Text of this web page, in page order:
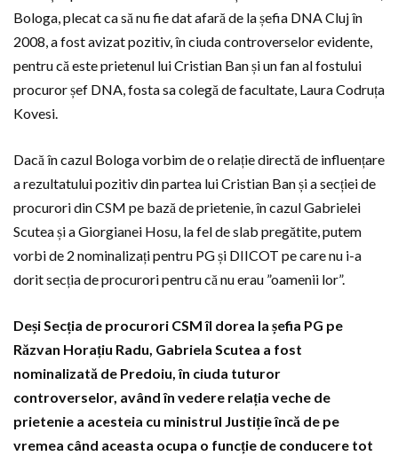
Bologa, plecat ca să nu fie dat afară de la șefia DNA Cluj în
2008, a fost avizat pozitiv, în ciuda controverselor evidente,
pentru că este prietenul lui Cristian Ban și un fan al fostului
procuror șef DNA, fosta sa colegă de facultate, Laura Codruța
Kovesi.
Dacă în cazul Bologa vorbim de o relație directă de influențare
a rezultatului pozitiv din partea lui Cristian Ban și a secției de
procurori din CSM pe bază de prietenie, în cazul Gabrielei
Scutea și a Giorgianei Hosu, la fel de slab pregătite, putem
vorbi de 2 nominalizați pentru PG și DIICOT pe care nu i-a
dorit secția de procurori pentru că nu erau ”oamenii lor”.
Deși Secția de procurori CSM îl dorea la șefia PG pe
Răzvan Horațiu Radu, Gabriela Scutea a fost
nominalizată de Predoiu, în ciuda tuturor
controverselor, având în vedere relația veche de
prietenie a acesteia cu ministrul Justiție încă de pe
vremea când aceasta ocupa o funcție de conducere tot